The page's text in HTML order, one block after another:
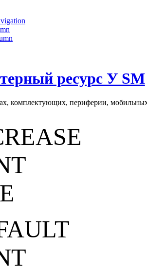
ресурс У SM
комплектующих, периферии, мобильных